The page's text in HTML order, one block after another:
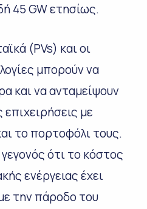
45 GW ετησίως.
(PVs) και οι
μπορούν να
και να ανταμείψουν
επιχειρήσεις με
το πορτοφόλι τους.
ότι το κόστος
ενέργειας έχει
την πάροδο του